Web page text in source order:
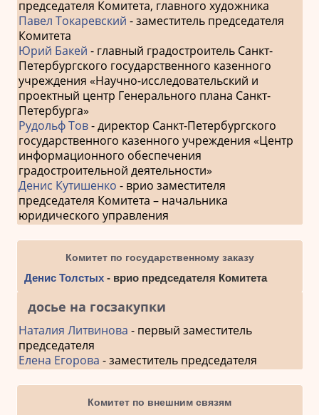
председателя Комитета, главного художника
Павел Токаревский - заместитель председателя
Комитета
Юрий Бакей - главный градостроитель Санкт-
Петербургского государственного казенного
учреждения «Научно-исследовательский и
проектный центр Генерального плана Санкт-
Петербурга»
Рудольф Тов- директор Санкт-Петербургского
государственного казенного учреждения «Центр
информационного обеспечения
градостроительной деятельности»
Денис Кутишенко - врио заместителя
председателя Комитета – начальника
юридического управления
Комитет по государственному заказу
Денис Толстых- врио председателя Комитета
досье на госзакупки
Наталия Литвинова - первый заместитель
председателя
Елена Егорова - заместитель председателя
Комитет по внешним связям